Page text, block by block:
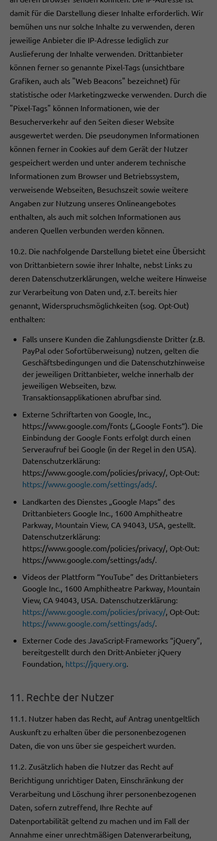
damit für die Darstellung dieser Inhalte erforderlich. Wir
bemühen uns nur solche Inhalte zu verwenden, deren
jeweilige Anbieter die IP-Adresse lediglich zur
Auslieferung der Inhalte verwenden. Drittanbieter
können ferner so genannte Pixel-Tags (unsichtbare
Grafiken, auch als "Web Beacons" bezeichnet) für
statistische oder Marketingzwecke verwenden. Durch die
"Pixel-Tags" können Informationen, wie der
Besucherverkehr auf den Seiten dieser Website
ausgewertet werden. Die pseudonymen Informationen
können ferner in Cookies auf dem Gerät der Nutzer
gespeichert werden und unter anderem technische
Informationen zum Browser und Betriebssystem,
verweisende Webseiten, Besuchszeit sowie weitere
Angaben zur Nutzung unseres Onlineangebotes
enthalten, als auch mit solchen Informationen aus
anderen Quellen verbunden werden können.
10.2. Die nachfolgende Darstellung bietet eine Übersicht
von Drittanbietern sowie ihrer Inhalte, nebst Links zu
deren Datenschutzerklärungen, welche weitere Hinweise
zur Verarbeitung von Daten und, z.T. bereits hier
genannt, Widerspruchsmöglichkeiten (sog. Opt-Out)
enthalten:
Falls unsere Kunden die Zahlungsdienste Dritter (z.B.
PayPal oder Sofortüberweisung) nutzen, gelten die
Geschäftsbedingungen und die Datenschutzhinweise
der jeweiligen Drittanbieter, welche innerhalb der
jeweiligen Webseiten, bzw.
Transaktionsapplikationen abrufbar sind.
Externe Schriftarten von Google, Inc.,
https://www.google.com/fonts („Google Fonts“). Die
Einbindung der Google Fonts erfolgt durch einen
Serveraufruf bei Google (in der Regel in den USA).
Datenschutzerklärung:
https://www.google.com/policies/privacy/, Opt-Out:
https://www.google.com/settings/ads/.
Landkarten des Dienstes „Google Maps“ des
Drittanbieters Google Inc., 1600 Amphitheatre
Parkway, Mountain View, CA 94043, USA, gestellt.
Datenschutzerklärung:
https://www.google.com/policies/privacy/, Opt-Out:
https://www.google.com/settings/ads/.
Videos der Plattform “YouTube” des Drittanbieters
Google Inc., 1600 Amphitheatre Parkway, Mountain
View, CA 94043, USA. Datenschutzerklärung:
https://www.google.com/policies/privacy/, Opt-Out:
https://www.google.com/settings/ads/.
Externer Code des JavaScript-Frameworks “jQuery”,
bereitgestellt durch den Dritt-Anbieter jQuery
Foundation, https://jquery.org
11. Rechte der Nutzer
11.1. Nutzer haben das Recht, auf Antrag unentgeltlich
Auskunft zu erhalten über die personenbezogenen
Daten, die von uns über sie gespeichert wurden.
11.2. Zusätzlich haben die Nutzer das Recht auf
Berichtigung unrichtiger Daten, Einschränkung der
Verarbeitung und Löschung ihrer personenbezogenen
Daten, sofern zutreffend, Ihre Rechte auf
Datenportabilität geltend zu machen und im Fall der
Annahme einer unrechtmäßigen Datenverarbeitung,